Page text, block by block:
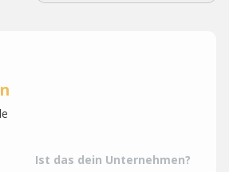
Ist das dein Unternehmen?